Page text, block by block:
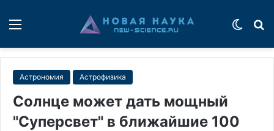
Астрономия Астрофизика
Солнце может дать мощный
"Суперсвет" в ближайшие 100